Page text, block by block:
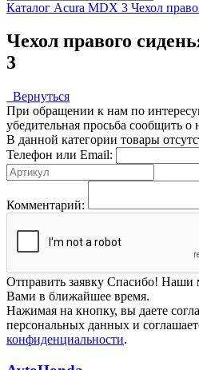
Каталог Acura MDX 3 Чехол
Чехол правого
3
Вернуться
При обращении к нам по
убедительная просьба сообщить о
В данной категории товары
Телефон или Email:
Комментарий:
Отправить заявку Спасибо! Наши
Вами в ближайшее время.
Нажимая на кнопку, вы даете
персональных данных и
конфиденциальности.